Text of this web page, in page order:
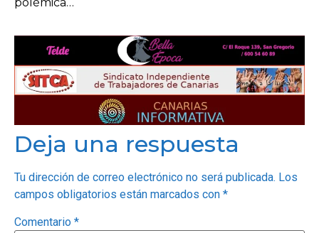
Deja una respuesta
Tu dirección de correo electrónico no será publicada. Los
campos obligatorios están marcados con *
Comentario *